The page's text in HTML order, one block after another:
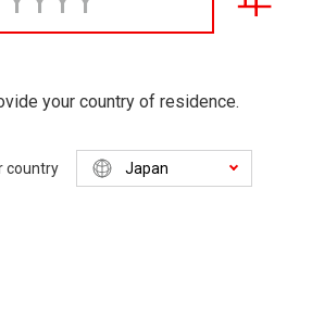
your country of residence.
country